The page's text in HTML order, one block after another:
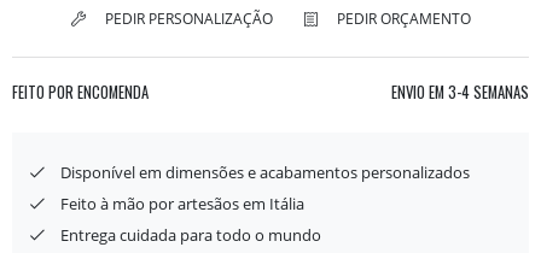
PEDIR PERSONALIZAÇÃO
PEDIR ORÇAMENTO
FEITO POR ENCOMENDA ENVIO EM 3-4 SEMANAS
Disponível em dimensões e acabamentos personalizados
Feito à mão por artesãos em Itália
Entrega cuidada para todo o mundo